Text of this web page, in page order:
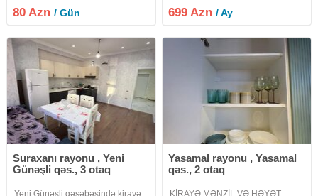
gözəl mənzərəli kirayə evə dəvət
edirik
80 Azn/ Gün
ümumi sahəsi 70 kvadratmetr olan
mənzil kirayə verilir.Mənzilin
699 Azn/ Ay
Suraxanı rayonu , Yeni
Günəşli qəs., 3 otaq
Yeni Günəşli qəsəbəsində kirayə
Yasamal rayonu , Yasamal
qəs., 2 otaq
KİRAYƏ MƏNZİL VƏ HƏYƏT